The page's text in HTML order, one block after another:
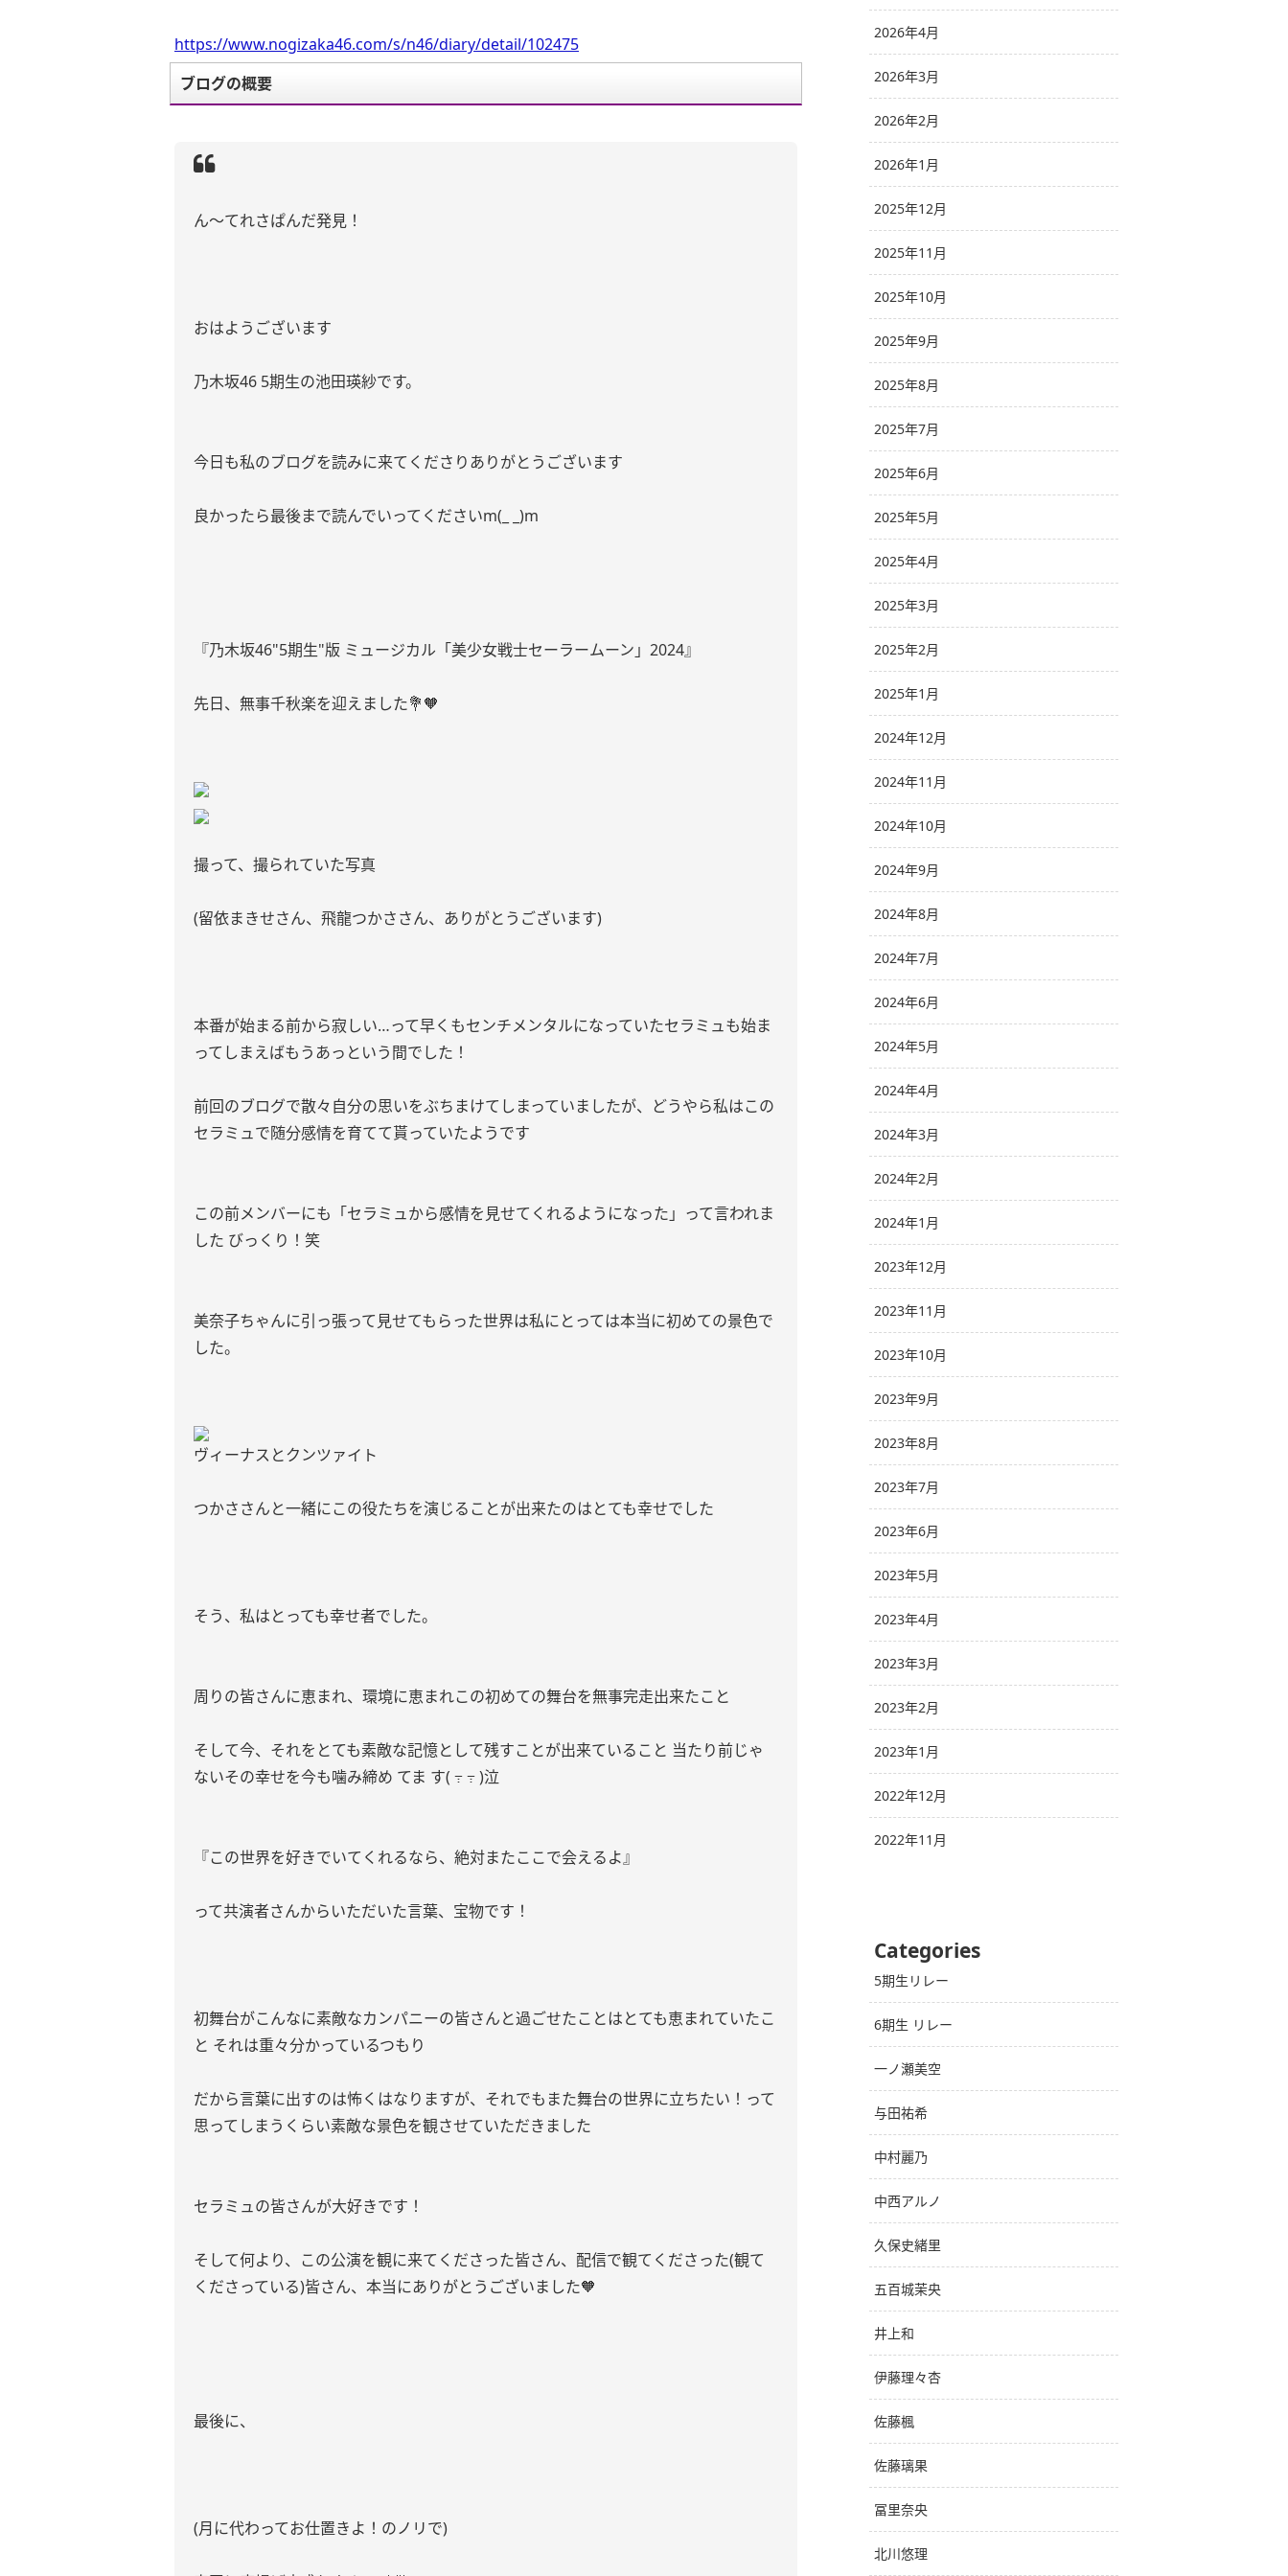
https://www.nogizaka46.com/s/n46/diary/detail/102475
ブログの概要
ん～てれさぱんだ発見！
おはようございます
乃木坂46 5期生の池田瑛紗です。
今日も私のブログを読みに来てくださりありがとうございます
良かったら最後まで読んでいってくださいm(_ _)m
『乃木坂46"5期生"版 ミュージカル「美少女戦士セーラームーン」2024』
先日、無事千秋楽を迎えました💐🧡
撮って、撮られていた写真
(留依まきせさん、飛龍つかささん、ありがとうございます)
本番が始まる前から寂しい…って早くもセンチメンタルになっていたセラミュも始ま
ってしまえばもうあっという間でした！
前回のブログで散々自分の思いをぶちまけてしまっていましたが、どうやら私はこの
セラミュで随分感情を育てて貰っていたようです
この前メンバーにも「セラミュから感情を見せてくれるようになった」って言われま
した びっくり！笑
美奈子ちゃんに引っ張って見せてもらった世界は私にとっては本当に初めての景色で
した。
ヴィーナスとクンツァイト
つかささんと一緒にこの役たちを演じることが出来たのはとても幸せでした
そう、私はとっても幸せ者でした。
周りの皆さんに恵まれ、環境に恵まれこの初めての舞台を無事完走出来たこと
そして今、それをとても素敵な記憶として残すことが出来ていること 当たり前じゃ
ないその幸せを今も噛み締め てま す( ߹ ߹ )泣
『この世界を好きでいてくれるなら、絶対またここで会えるよ』
って共演者さんからいただいた言葉、宝物です！
初舞台がこんなに素敵なカンパニーの皆さんと過ごせたことはとても恵まれていたこ
と それは重々分かっているつもり
だから言葉に出すのは怖くはなりますが、それでもまた舞台の世界に立ちたい！って
思ってしまうくらい素敵な景色を観させていただきました
セラミュの皆さんが大好きです！
そして何より、この公演を観に来てくださった皆さん、配信で観てくださった(観て
くださっている)皆さん、本当にありがとうございました🧡
最後に、
(月に代わってお仕置きよ！のノリで)
2026年4月
2026年3月
2026年2月
2026年1月
2025年12月
2025年11月
2025年10月
2025年9月
2025年8月
2025年7月
2025年6月
2025年5月
2025年4月
2025年3月
2025年2月
2025年1月
2024年12月
2024年11月
2024年10月
2024年9月
2024年8月
2024年7月
2024年6月
2024年5月
2024年4月
2024年3月
2024年2月
2024年1月
2023年12月
2023年11月
2023年10月
2023年9月
2023年8月
2023年7月
2023年6月
2023年5月
2023年4月
2023年3月
2023年2月
2023年1月
2022年12月
2022年11月
Categories
5期生リレー
6期生 リレー
一ノ瀬美空
与田祐希
中村麗乃
中西アルノ
久保史緒里
五百城茉央
井上和
伊藤理々杏
佐藤楓
佐藤璃果
冨里奈央
北川悠理